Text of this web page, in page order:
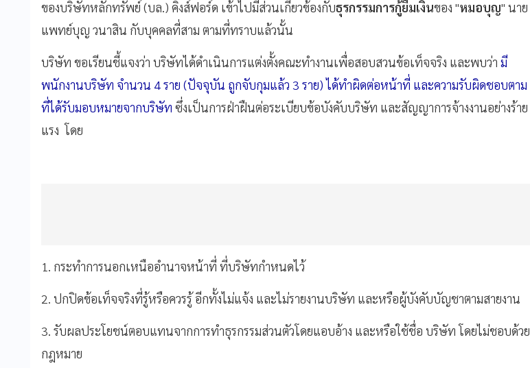
ของบริษัทหลักทรัพย์ (บล.) คิงส์ฟอร์ด เข้าไปมีส่วนเกี่ยวข้องกับธุรกรรมการกู้ยืมเงินของ "หมอบุญ" นาย
แพทย์บุญ วนาสิน กับบุคคลที่สาม ตามที่ทราบแล้วนั้น
บริษัท ขอเรียนชี้แจงว่า บริษัทได้ดำเนินการแต่งตั้งคณะทำงานเพื่อสอบสวนข้อเท็จจริง และพบว่า มี
พนักงานบริษัท จำนวน 4 ราย (ปัจจุบัน ถูกจับกุมแล้ว 3 ราย) ได้ทำผิดต่อหน้าที่ และความรับผิดชอบตาม
ที่ได้รับมอบหมายจากบริษัท ซึ่งเป็นการฝ่าฝืนต่อระเบียบข้อบังคับบริษัท และสัญญาการจ้างงานอย่างร้าย
แรง โดย
1. กระทำการนอกเหนืออำนาจหน้าที่ ที่บริษัทกำหนดไว้
2. ปกปิดข้อเท็จจริงที่รู้หรือควรรู้ อีกทั้งไม่แจ้ง และไม่รายงานบริษัท และหรือผู้บังคับบัญชาตามสายงาน
3. รับผลประโยชน์ตอบแทนจากการทำธุรกรรมส่วนตัวโดยแอบอ้าง และหรือใช้ชื่อ บริษัท โดยไม่ชอบด้วย
กฎหมาย